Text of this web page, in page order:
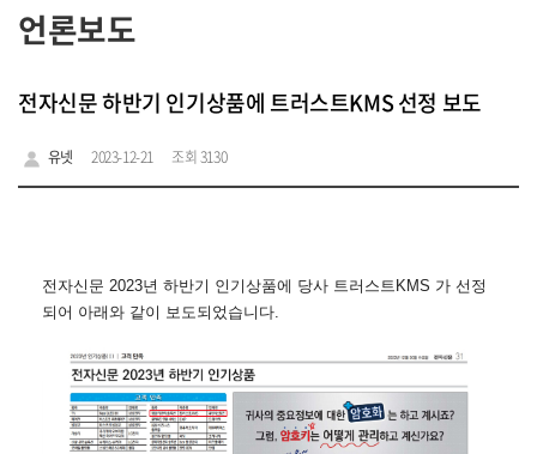
언론보도
전자신문 하반기 인기상품에 트러스트KMS 선정 보도
유넷 2023-12-21 조회 3130
전자신문 2023년 하반기 인기상품에 당사 트러스트KMS 가 선정
되어 아래와 같이 보도되었습니다.